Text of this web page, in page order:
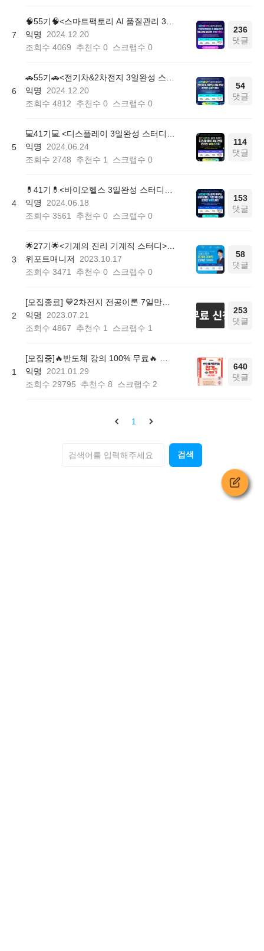
7
🧠55기🧠<스마트팩토리 AI 품질관리 3일완성 스터디> 모집 중!
익명
2024.12.20
조회수 4069 추천수 0 스크랩수 0
236
댓글
6
🚗55기🚗<전기차&2차전지 3일완성 스터디> 모집 중!
익명
2024.12.20
조회수 4812 추천수 0 스크랩수 0
54
댓글
5
💻41기💻 <디스플레이 3일완성 스터디> 모집 중!
익명
2024.06.24
조회수 2748 추천수 1 스크랩수 0
114
댓글
4
💊41기💊<바이오헬스 3일완성 스터디> 모집 중!
익명
2024.06.18
조회수 3561 추천수 0 스크랩수 0
153
댓글
3
🌟27기🌟<기계의 진리 기계직 스터디> 모집 중!
위포트매니저
2023.10.17
조회수 3471 추천수 0 스크랩수 0
58
댓글
2
[모집종료] 💙2차전지 전공이론 7일만에 마스터 가능한 [2차전지 전공이론 7일완성 빡공스터디]
익명
2023.07.21
조회수 4867 추천수 1 스크랩수 1
253
댓글
1
[모집중]🔥반도체 강의 100% 무료🔥 수료시 NCS 반도체 강의 제공!
익명
2021.01.29
조회수 29795 추천수 8 스크랩수 2
640
댓글
1
검색